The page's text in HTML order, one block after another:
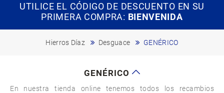
UTILICE EL CÓDIGO DE DESCUENTO EN SU
PRIMERA COMPRA: BIENVENIDA
Hierros Díaz Desguace GENÉRICO
GENÉRICO
En nuestra tienda online tenemos todos los recambios